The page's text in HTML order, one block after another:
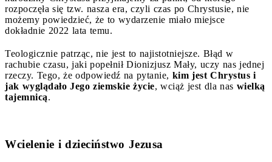
rozpoczęła się tzw. nasza era, czyli czas po Chrystusie, nie
możemy powiedzieć, że to wydarzenie miało miejsce
dokładnie 2022 lata temu.
Teologicznie patrząc, nie jest to najistotniejsze. Błąd w
rachubie czasu, jaki popełnił Dionizjusz Mały, uczy nas jednej
rzeczy. Tego, że odpowiedź na pytanie, kim jest Chrystus i
jak wyglądało Jego ziemskie życie, wciąż jest dla nas wielką
tajemnicą.
Wcielenie i dzieciństwo Jezusa